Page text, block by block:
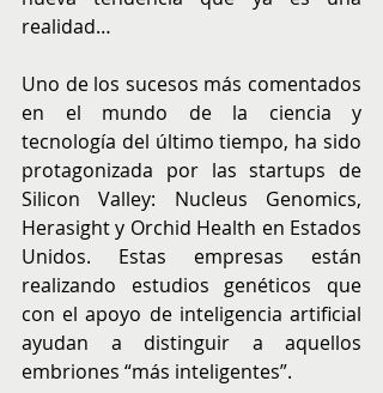
realidad…
Uno de los sucesos más comentados
en el mundo de la ciencia y
tecnología del último tiempo, ha sido
protagonizada por las startups de
Silicon Valley: Nucleus Genomics,
Herasight y Orchid Health en Estados
Unidos. Estas empresas están
realizando estudios genéticos que
con el apoyo de inteligencia artificial
ayudan a distinguir a aquellos
embriones “más inteligentes”.